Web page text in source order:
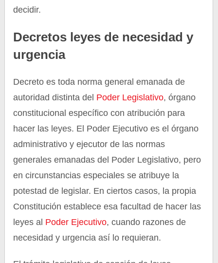
decidir.
Decretos leyes de necesidad y
urgencia
Decreto es toda norma general emanada de
autoridad distinta del Poder Legislativo, órgano
constitucional específico con atribución para
hacer las leyes. El Poder Ejecutivo es el órgano
administrativo y ejecutor de las normas
generales emanadas del Poder Legislativo, pero
en circunstancias especiales se atribuye la
potestad de legislar. En ciertos casos, la propia
Constitución establece esa facultad de hacer las
leyes al Poder Ejecutivo, cuando razones de
necesidad y urgencia así lo requieran.